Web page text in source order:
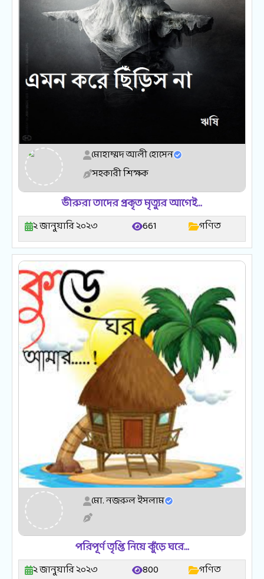
মোহাম্মদ আলী হোসেন
সহকারী শিক্ষক
ভীরুরা তাদের প্রকৃত মৃত্যুর আগেই…
২ জানুয়ারি ২০২৩ 661 গণিত
মো. নজরুল ইসলাম
পরিপূর্ণ তৃপ্তি নিয়ে কুঁড়ে ঘরে…
২ জানুয়ারি ২০২৩ 800 গণিত